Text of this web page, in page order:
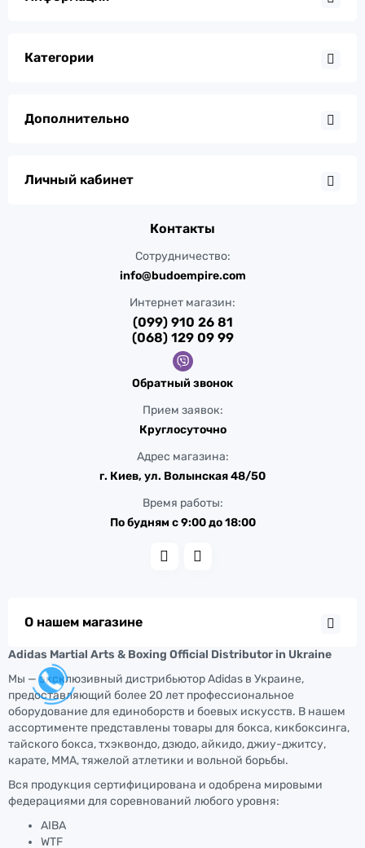
Категории
Дополнительно
Личный кабинет
Контакты
Сотрудничество:
info@budoempire.com
Интернет магазин:
(099) 910 26 81
(068) 129 09 99
Обратный звонок
Прием заявок:
Круглосуточно
Адрес магазина:
г. Киев, ул. Волынская 48/50
Время работы:
По будням с 9:00 до 18:00
О нашем магазине
Adidas Martial Arts & Boxing Official Distributor in Ukraine
Мы — эксклюзивный дистрибьютор Adidas в Украине,
предоставляющий более 20 лет профессиональное
оборудование для единоборств и боевых искусств. В нашем
ассортименте представлены товары для бокса, кикбоксинга,
тайского бокса, тхэквондо, дзюдо, айкидо, джиу-джитсу,
карате, ММА, тяжелой атлетики и вольной борьбы.
Вся продукция сертифицирована и одобрена мировыми
федерациями для соревнований любого уровня:
AIBA
WTF